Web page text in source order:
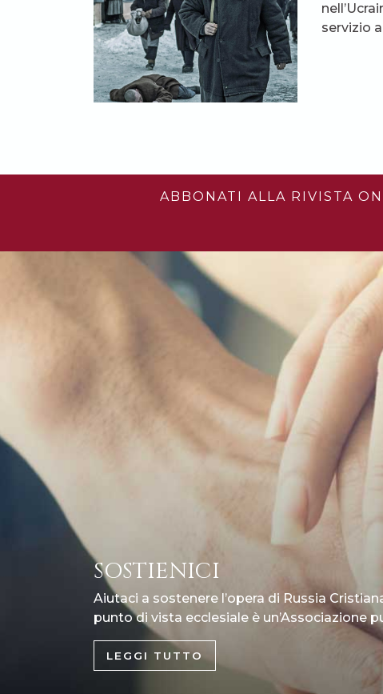
servizio
ABBONATI ALLA RIVISTA
SOSTIENICI
Aiutaci a sostenere l’opera di Russia
punto di vista ecclesiale è un’Associazione
LEGGI TUTTO